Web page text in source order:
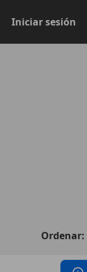
Iniciar sesión
Ordenar: